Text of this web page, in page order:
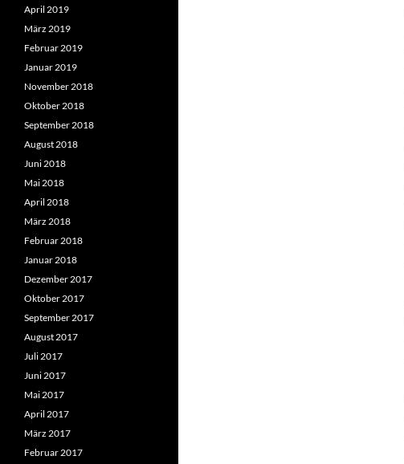
April 2019
März 2019
Februar 2019
Januar 2019
November 2018
Oktober 2018
September 2018
August 2018
Juni 2018
Mai 2018
April 2018
März 2018
Februar 2018
Januar 2018
Dezember 2017
Oktober 2017
September 2017
August 2017
Juli 2017
Juni 2017
Mai 2017
April 2017
März 2017
Februar 2017